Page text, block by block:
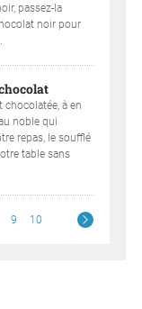
passez-la
noir pour
à en
noble qui
repas, le soufflé
table sans
9 10